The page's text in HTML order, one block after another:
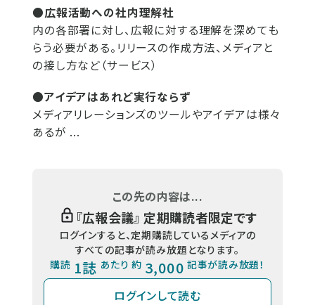
●広報活動への社内理解社
内の各部署に対し、広報に対する理解を深めても
らう必要がある。リリースの作成方法、メディアと
の接し方など（サービス）
●アイデアはあれど実行ならず
メディアリレーションズのツールやアイデアは様々
あるが ...
この先の内容は...
『広報会議』 定期購読者限定です
ログインすると、定期購読しているメディアの
すべての記事が読み放題となります。
購読 1誌 あたり 約 3,000 記事が読み放題！
ログインして読む